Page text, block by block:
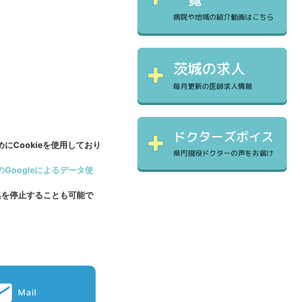
にCookieを使用しており
Googleによるデータ使
停止することも可能で
病院や地域の紹介動画はこちら
茨城の求人
毎月更新の医師求人情報
ドクターズボイス
県内現役ドクターの声をお届け
Mail